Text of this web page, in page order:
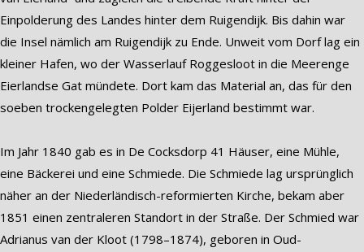
Einpolderung des Landes hinter dem Ruigendijk. Bis dahin war
die Insel nämlich am Ruigendijk zu Ende. Unweit vom Dorf lag ein
kleiner Hafen, wo der Wasserlauf Roggesloot in die Meerenge
Eierlandse Gat mündete. Dort kam das Material an, das für den
soeben trockengelegten Polder Eijerland bestimmt war.
Im Jahr 1840 gab es in De Cocksdorp 41 Häuser, eine Mühle,
eine Bäckerei und eine Schmiede. Die Schmiede lag ursprünglich
näher an der Niederländisch-reformierten Kirche, bekam aber
1851 einen zentraleren Standort in der Straße. Der Schmied war
Adrianus van der Kloot (1798–1874), geboren in Oud-